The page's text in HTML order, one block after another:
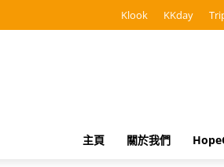
Klook KKday
主頁 關於我們